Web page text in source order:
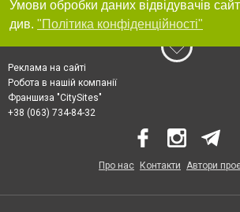
Умови обробки даних відвідувачів
див. "Політика конфіденційності"
Реклама на сайті
Робота в нашій компанії
Франшиза "CitySites"
+38 (063) 734-84-32
Про нас Контакти Автори